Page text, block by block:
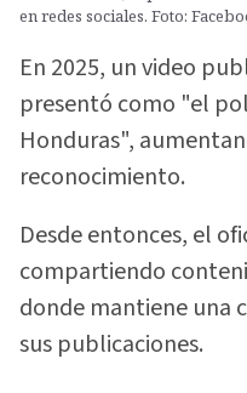
en redes sociales. Foto:
En 2025, un video
presentó como "el
Honduras",
reconocimiento.
Desde entonces, el
compartiendo
donde mantiene una
sus publicaciones.